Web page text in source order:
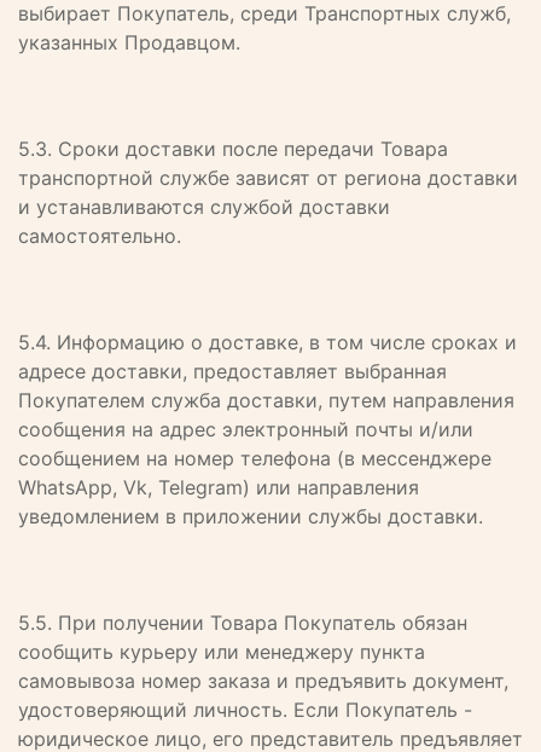
выбирает Покупатель, среди Транспортных служб,
указанных Продавцом.
5.3. Сроки доставки после передачи Товара
транспортной службе зависят от региона доставки
и устанавливаются службой доставки
самостоятельно.
5.4. Информацию о доставке, в том числе сроках и
адресе доставки, предоставляет выбранная
Покупателем служба доставки, путем направления
сообщения на адрес электронный почты и/или
сообщением на номер телефона (в мессенджере
WhatsApp, Vk, Telegram) или направления
уведомлением в приложении службы доставки.
5.5. При получении Товара Покупатель обязан
сообщить курьеру или менеджеру пункта
самовывоза номер заказа и предъявить документ,
удостоверяющий личность. Если Покупатель -
юридическое лицо, его представитель предъявляет